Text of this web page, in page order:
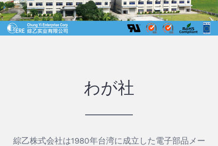
わが社
綜乙株式会社は1980年台湾に成立した電子部品メー